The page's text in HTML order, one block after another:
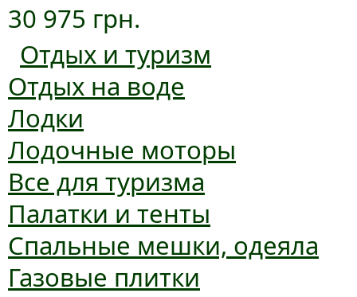
30 975 грн.
Отдых и туризм
Отдых на воде
Лодки
Лодочные моторы
Все для туризма
Палатки и тенты
Спальные мешки, одеяла
Газовые плитки